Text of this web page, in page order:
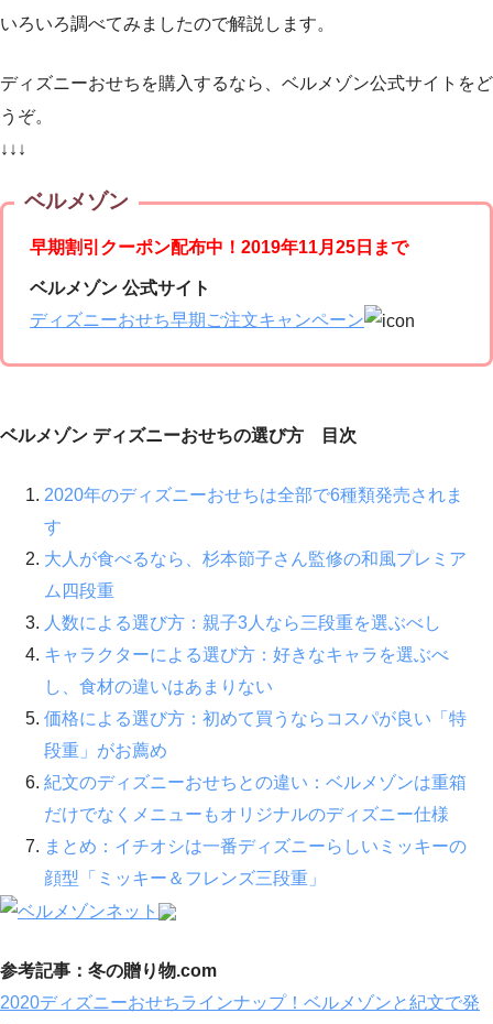
いろいろ調べてみましたので解説します。
ディズニーおせちを購入するなら、ベルメゾン公式サイトをど
うぞ。
↓↓↓
ベルメゾン
早期割引クーポン配布中！2019年11月25日まで
ベルメゾン 公式サイト
ディズニーおせち早期ご注文キャンペーン
ベルメゾン ディズニーおせちの選び方 目次
2020年のディズニーおせちは全部で6種類発売されま
す
大人が食べるなら、杉本節子さん監修の和風プレミア
ム四段重
人数による選び方：親子3人なら三段重を選ぶべし
キャラクターによる選び方：好きなキャラを選ぶべ
し、食材の違いはあまりない
価格による選び方：初めて買うならコスパが良い「特
段重」がお薦め
紀文のディズニーおせちとの違い：ベルメゾンは重箱
だけでなくメニューもオリジナルのディズニー仕様
まとめ：イチオシは一番ディズニーらしいミッキーの
顔型「ミッキー＆フレンズ三段重」
参考記事：冬の贈り物.com
2020ディズニーおせちラインナップ！ベルメゾンと紀文で発